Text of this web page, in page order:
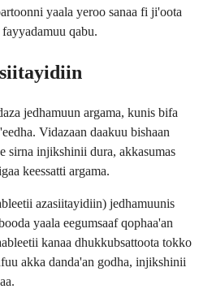
yaala yeroo sanaa fi ji'oota
qabu.
jedhamuun argama, kunis bifa
Vidazaan daakuu bishaan
sirna injikshinii dura, akkasumas
keessatti argama.
azasiitayidiin) jedhamuunis
yaala eegumsaaf qophaa'an
kanaa dhukkubsattoota tokko
akka danda'an godha, injikshinii